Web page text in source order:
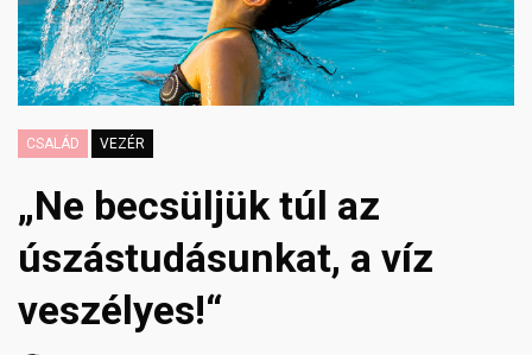
CSALÁD VEZÉR
„Ne becsüljük túl az
úszástudásunkat, a víz
veszélyes!“